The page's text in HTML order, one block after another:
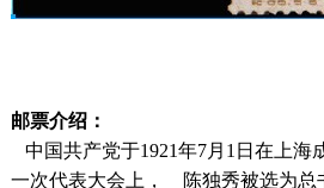
邮票介绍：
中国共产党于1921年7月1日在上
一次代表大会上， 陈独秀被选为